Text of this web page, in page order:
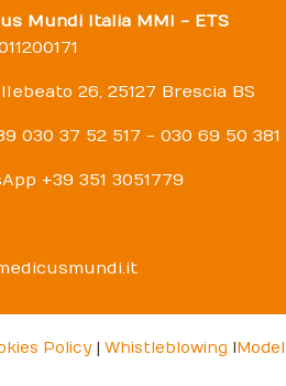
Mundi Italia MMI - ETS
26, 25127 Brescia BS
030 37 52 517 - 030 69 50 381
+39 351 3051779
Policy| Whistleblowing I